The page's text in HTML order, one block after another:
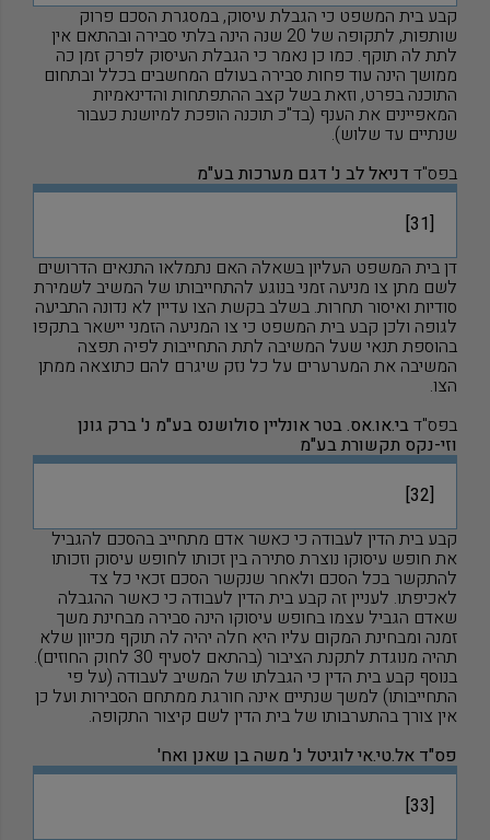
קבע בית המשפט כי הגבלת עיסוק, במסגרת הסכם פרוק
שותפות, לתקופה של 20 שנה הינה בלתי סבירה ובהתאם אין
לתת לה תוקף. כמו כן נאמר כי הגבלת העיסוק לפרק זמן כה
ממושך הינה עוד פחות סבירה בעולם המחשבים בכלל ובתחום
התוכנה בפרט, וזאת בשל קצב ההתפתחות והדינאמיות
המאפיינים את הענף (בד"כ תוכנה הופכת למיושנת כעבור
שנתיים עד שלוש).
בפס"ד דניאל לב נ' דגם מערכות בע"מ
[31]
דן בית המשפט העליון בשאלה האם נתמלאו התנאים הדרושים
לשם מתן צו מניעה זמני בנוגע להתחייבותו של המשיב לשמירת
סודיות ואיסור תחרות. בשלב בקשת הצו עדיין לא נדונה התביעה
לגופה ולכן קבע בית המשפט כי צו המניעה הזמני יישאר בתקפו
בהוספת תנאי שעל המשיבה לתת התחייבות לפיה תפצה
המשיבה את המערערים על כל נזק שיגרם להם כתוצאה ממתן
הצו.
בפס"דבי.או.אס. בטר אונליין סולושנס בע"מ נ' ברק גונן
וזי-נקס תקשורת בע"מ
[32]
קבע בית הדין לעבודה כי כאשר אדם מתחייב בהסכם להגביל
את חופש עיסוקו נוצרת סתירה בין זכותו לחופש עיסוק וזכותו
להתקשר בכל הסכם ולאחר שנקשר הסכם זכאי כל צד
לאכיפתו. לעניין זה קבע בית הדין לעבודה כי כאשר ההגבלה
שאדם הגביל עצמו בחופש עיסוקו הינה סבירה מבחינת משך
זמנה ומבחינת המקום עליו היא חלה יהיה לה תוקף מכיוון שלא
תהיה מנוגדת לתקנת הציבור (בהתאם לסעיף 30 לחוק החוזים).
בנוסף קבע בית הדין כי הגבלתו של המשיב לעבודה (על פי
התחייבותו) למשך שנתיים אינה חורגת ממתחם הסבירות ועל כן
אין צורך בהתערבותו של בית הדין לשם קיצור התקופה.
פס"ד אל.טי.אי לוגיטל נ' משה בן שאנן ואח'
[33]